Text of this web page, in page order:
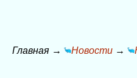
Главная → Новости →